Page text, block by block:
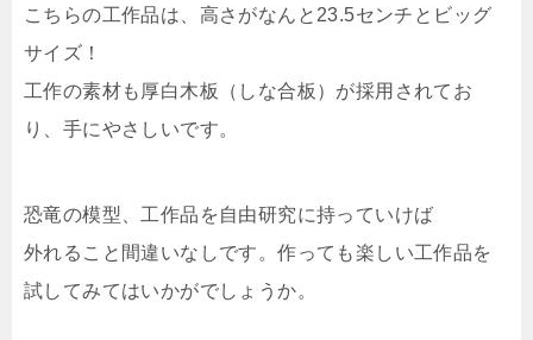
こちらの工作品は、高さがなんと23.5センチとビッグ
サイズ！
工作の素材も厚白木板（しな合板）が採用されてお
り、手にやさしいです。
恐竜の模型、工作品を自由研究に持っていけば
外れること間違いなしです。作っても楽しい工作品を
試してみてはいかがでしょうか。